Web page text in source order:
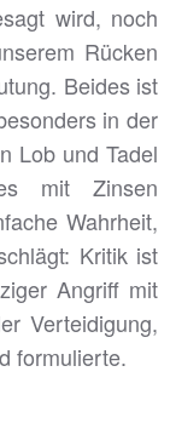
wird, noch
Rücken
Beides ist
in der
Lob und Tadel
mit Zinsen
Wahrheit,
Kritik ist
Angriff mit
Verteidigung,
formulierte.